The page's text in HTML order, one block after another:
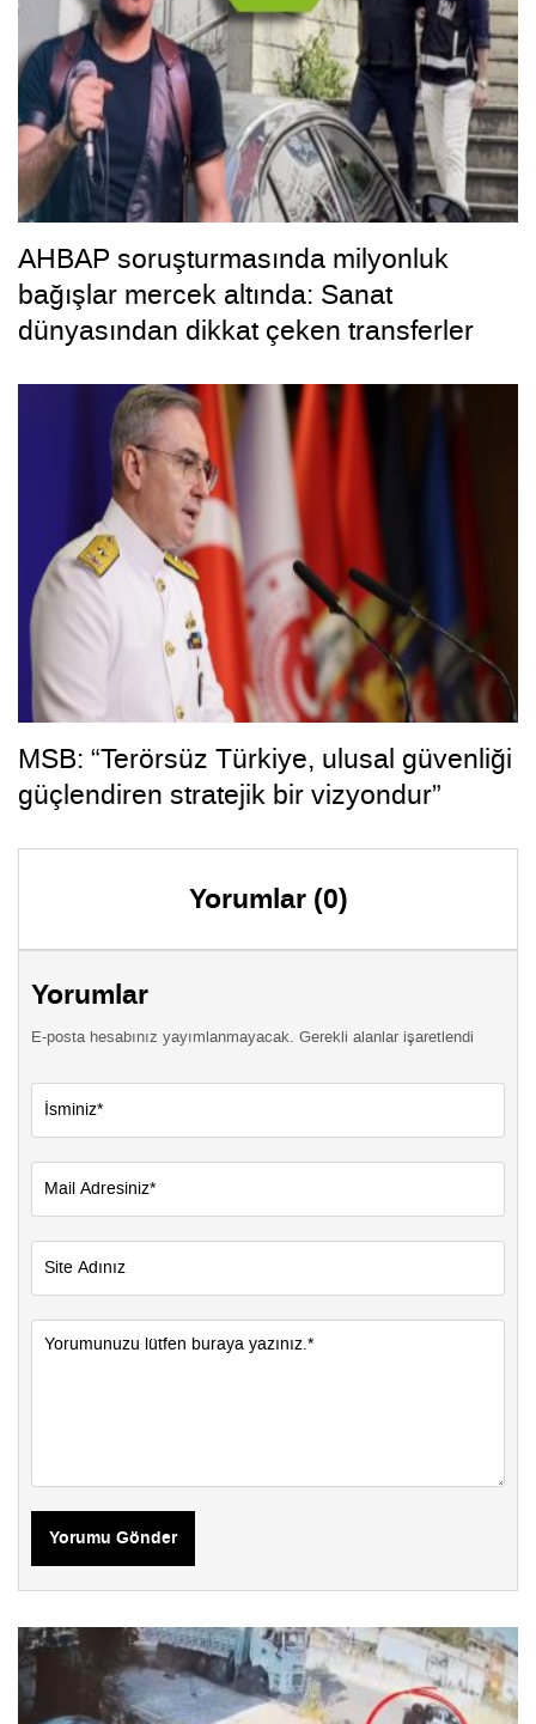
AHBAP soruşturmasında milyonluk
bağışlar mercek altında: Sanat
dünyasından dikkat çeken transferler
MSB: “Terörsüz Türkiye, ulusal güvenliği
güçlendiren stratejik bir vizyondur”
Yorumlar (0)
Yorumlar
E-posta hesabınız yayımlanmayacak. Gerekli alanlar işaretlendi
Yorumu Gönder